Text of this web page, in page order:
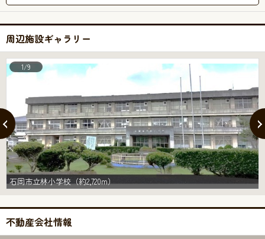
周辺施設ギャラリー
石岡市立林小学校（約2,720m）
1/9
不動産会社情報